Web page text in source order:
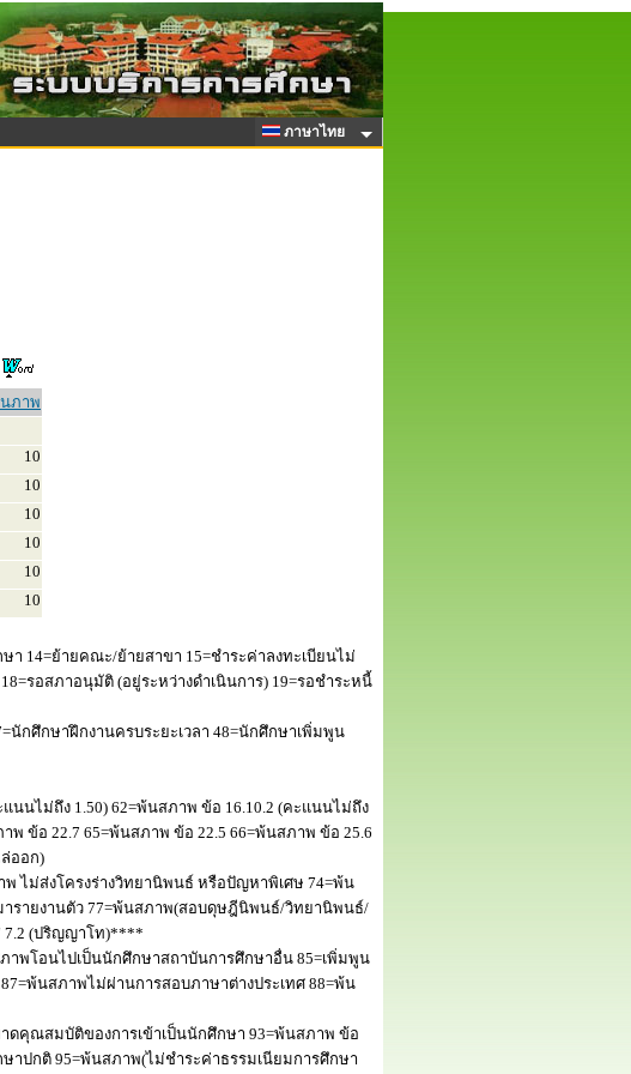
ภาษาไทย
ภาพ
10
10
10
10
10
10
า 14=ย้ายคณะ/ย้ายสาขา 15=ชำระค่าลงทะเบียนไม่
รอสภาอนุมัติ (อยู่ระหว่างดำเนินการ) 19=รอชำระหนี้
นักศึกษาฝึกงานครบระยะเวลา 48=นักศึกษาเพิ่มพูน
นนไม่ถึง 1.50) 62=พ้นสภาพ ข้อ 16.10.2 (คะแนนไม่ถึง
พ ข้อ 22.7 65=พ้นสภาพ ข้อ 22.5 66=พ้นสภาพ ข้อ 25.6
ออก)
ไม่ส่งโครงร่างวิทยานิพนธ์ หรือปัญหาพิเศษ 74=พ้น
รายงานตัว 77=พ้นสภาพ(สอบดุษฎีนิพนธ์/วิทยานิพนธ์/
7.2 (ปริญญาโท)****
าพโอนไปเป็นนักศึกษาสถาบันการศึกษาอื่น 85=เพิ่มพูน
พ้นสภาพไม่ผ่านการสอบภาษาต่างประเทศ 88=พ้น
ดคุณสมบัติของการเข้าเป็นนักศึกษา 93=พ้นสภาพ ข้อ
าปกติ 95=พ้นสภาพ(ไม่ชำระค่าธรรมเนียมการศึกษา